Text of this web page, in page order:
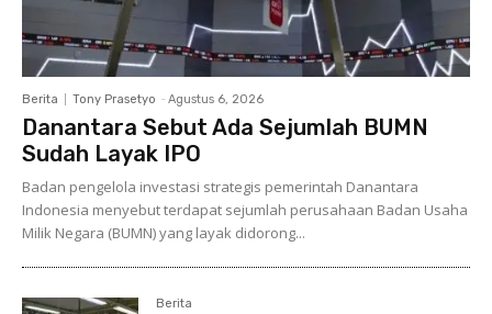
Berita Tony Prasetyo - Agustus 6, 2026
Danantara Sebut Ada Sejumlah BUMN
Sudah Layak IPO
Badan pengelola investasi strategis pemerintah Danantara
Indonesia menyebut terdapat sejumlah perusahaan Badan Usaha
Milik Negara (BUMN) yang layak didorong...
Berita